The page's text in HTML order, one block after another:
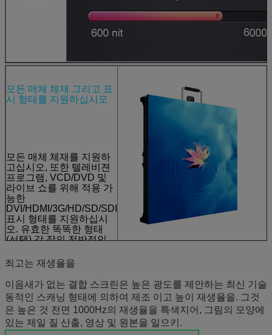
모든 매체 체재 그리고 표
시 형태를 지원하십시오
모든 매체 체재를 지원하
고십시오, 또한 텔레비젼
프로그램, VCD/DVD 및
라이브 쇼를 위해 적용 가
능한
DVI/HDMI/3G/HD/SD/SDI
표시 형태를 지원하십시
오. 유효한 똑똑한 형태
(선택) 각 장의 전반적인
감시하기 위하여. 전력 공
급에 있는 Hotplug.
최고는 재생율을
이음새가 없는 결합 스크린은 높은 광도를 제안하는 최신 기술
동적인 스캐닝 형태에 의하여 제조 이고 높이 재생율을. 그것
은 높은 것 전면 1000Hz의 재생율을 특색지어, 그림의 모양에
있는 제일 질 산출, 영상 및 원본을 일으키.